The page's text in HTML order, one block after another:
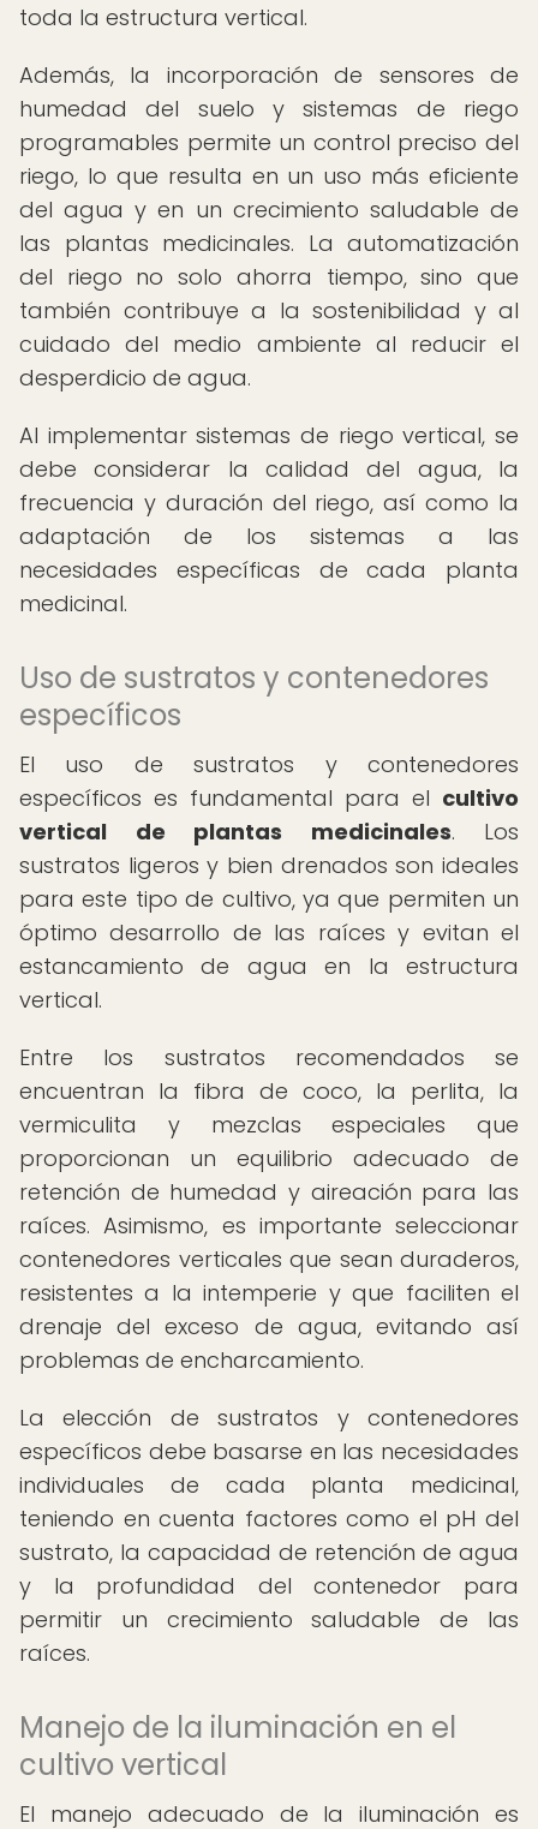
toda la estructura vertical.
Además, la incorporación de sensores de
humedad del suelo y sistemas de riego
programables permite un control preciso del
riego, lo que resulta en un uso más eficiente
del agua y en un crecimiento saludable de
las plantas medicinales. La automatización
del riego no solo ahorra tiempo, sino que
también contribuye a la sostenibilidad y al
cuidado del medio ambiente al reducir el
desperdicio de agua.
Al implementar sistemas de riego vertical, se
debe considerar la calidad del agua, la
frecuencia y duración del riego, así como la
adaptación de los sistemas a las
necesidades específicas de cada planta
medicinal.
Uso de sustratos y contenedores
específicos
El uso de sustratos y contenedores
específicos es fundamental para el cultivo
vertical de plantas medicinales. Los
sustratos ligeros y bien drenados son ideales
para este tipo de cultivo, ya que permiten un
óptimo desarrollo de las raíces y evitan el
estancamiento de agua en la estructura
vertical.
Entre los sustratos recomendados se
encuentran la fibra de coco, la perlita, la
vermiculita y mezclas especiales que
proporcionan un equilibrio adecuado de
retención de humedad y aireación para las
raíces. Asimismo, es importante seleccionar
contenedores verticales que sean duraderos,
resistentes a la intemperie y que faciliten el
drenaje del exceso de agua, evitando así
problemas de encharcamiento.
La elección de sustratos y contenedores
específicos debe basarse en las necesidades
individuales de cada planta medicinal,
teniendo en cuenta factores como el pH del
sustrato, la capacidad de retención de agua
y la profundidad del contenedor para
permitir un crecimiento saludable de las
raíces.
Manejo de la iluminación en el
cultivo vertical
El manejo adecuado de la iluminación es